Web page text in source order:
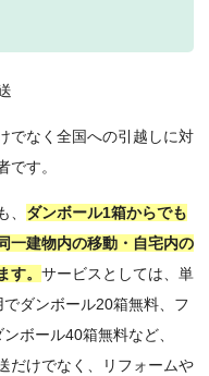
でなく全国への引越しに対
です。
ダンボール1箱からでも
一建物内の移動・自宅内の
。 サービスとしては、単
ダンボール20箱無料、フ
ボール40箱無料など、
だけでなく、リフォームや